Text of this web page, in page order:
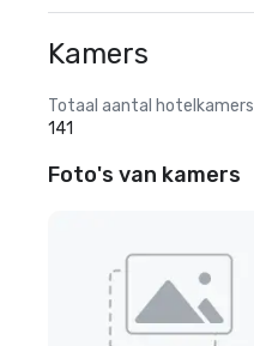
Kamers
Totaal aantal hotelkamers
141
Foto's van kamers